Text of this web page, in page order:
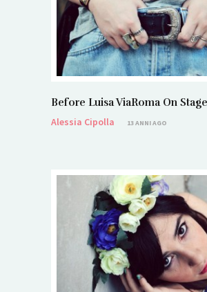
Before Luisa ViaRoma On Stage
Alessia Cipolla
13 ANNI AGO